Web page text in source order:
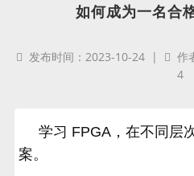
如何成为一名合
发布时间：2023-10-24 |
作
4
学习 FPGA，在不同层
案。